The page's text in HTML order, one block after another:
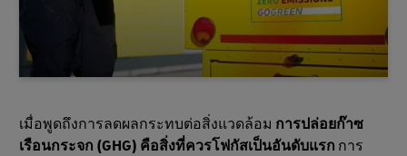
เมื่อพูดถึงการลดผลกระทบต่อสิ่งแวดล้อม การปล่อยก๊าซ
เรือนกระจก (GHG) คือสิ่งที่ควรโฟกัสเป็นอันดับแรก การ